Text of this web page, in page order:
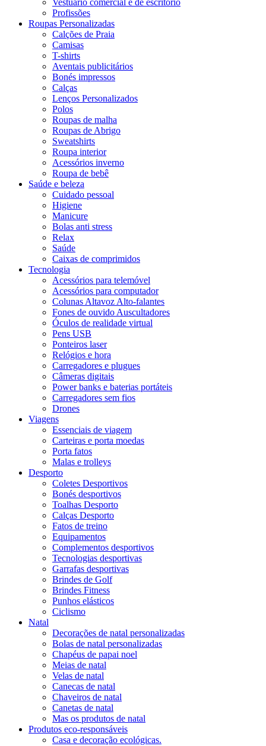
Profissões
Roupas Personalizadas
Calções de Praia
Camisas
T-shirts
Aventais publicitários
Bonés impressos
Calças
Lenços Personalizados
Polos
Roupas de malha
Roupas de Abrigo
Sweatshirts
Roupa interior
Acessórios inverno
Roupa de bebê
Saúde e beleza
Cuidado pessoal
Higiene
Manicure
Bolas anti stress
Relax
Saúde
Caixas de comprimidos
Tecnologia
Acessórios para telemóvel
Acessórios para computador
Colunas Altavoz Alto-falantes
Fones de ouvido Auscultadores
Óculos de realidade virtual
Pens USB
Ponteiros laser
Relógios e hora
Carregadores e plugues
Câmeras digitais
Power banks e baterias portáteis
Carregadores sem fios
Drones
Viagens
Essenciais de viagem
Carteiras e porta moedas
Porta fatos
Malas e trolleys
Desporto
Coletes Desportivos
Bonés desportivos
Toalhas Desporto
Calças Desporto
Fatos de treino
Equipamentos
Complementos desportivos
Tecnologias desportivas
Garrafas desportivas
Brindes de Golf
Brindes Fitness
Punhos elásticos
Ciclismo
Natal
Decorações de natal personalizadas
Bolas de natal personalizadas
Chapéus de papai noel
Meias de natal
Velas de natal
Canecas de natal
Chaveiros de natal
Canetas de natal
Mas os produtos de natal
Produtos eco-responsáveis
Casa e decoração ecológicas.